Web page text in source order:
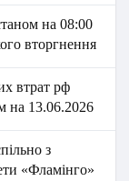
на 08:00
вторгнення
втрат рф
на 13.06.2026​
з
«Фламінго»